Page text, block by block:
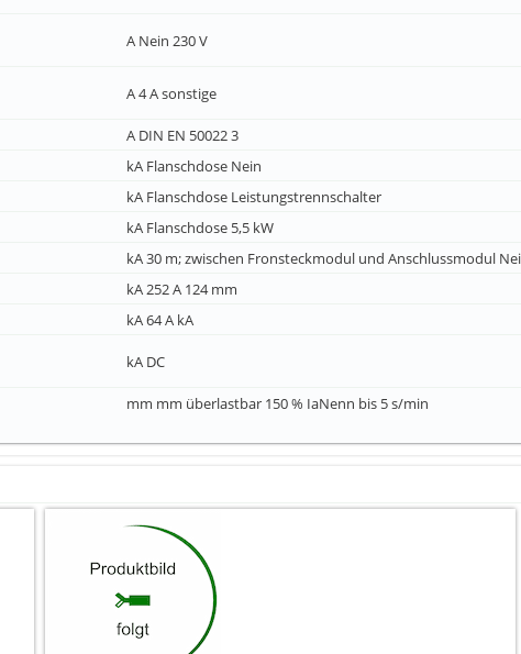
A Nein 230 V
A 4 A sonstige
A DIN EN 50022 3
kA Flanschdose Nein
kA Flanschdose Leistungstrennschalter
kA Flanschdose 5,5 kW
kA 30 m; zwischen Fronsteckmodul und Anschlussmodul
kA 252 A 124 mm
kA 64 A kA
kA DC
mm mm überlastbar 150 % IaNenn bis 5 s/min